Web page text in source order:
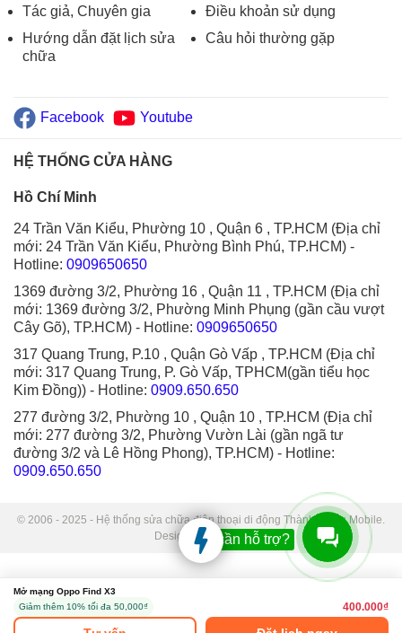
Tác giả, Chuyên gia
Hướng dẫn đặt lịch sửa
chữa
Điều khoản sử dụng
Câu hỏi thường gặp
Facebook Youtube
HỆ THỐNG CỬA HÀNG
Hồ Chí Minh
24 Trần Văn Kiểu, Phường 10 , Quận 6 , TP.HCM (Địa chỉ
mới: 24 Trần Văn Kiểu, Phường Bình Phú, TP.HCM) -
Hotline: 0909650650
1369 đường 3/2, Phường 16 , Quận 11 , TP.HCM (Địa chỉ
mới: 1369 đường 3/2, Phường Minh Phụng (gần cầu vượt
Cây Gõ), TP.HCM) - Hotline: 0909650650
317 Quang Trung, P.10 , Quận Gò Vấp , TP.HCM (Địa chỉ
mới: 317 Quang Trung, P. Gò Vấp, TPHCM(gần tiểu học
Kim Đồng)) - Hotline: 0909.650.650
277 đường 3/2, Phường 10 , Quận 10 , TP.HCM (Địa chỉ
mới: 277 đường 3/2, Phường Vườn Lài (gần ngã tư
đường 3/2 và Lê Hồng Phong), TP.HCM) - Hotline:
0909.650.650
© 2006 - 2025 - Hệ thống sửa chữa điện thoại di động Thành Trung Mobile.
Designed by Sudo.
Mở mạng Oppo Find X3
Giảm thêm 10% tối đa 50,000₫
400.000₫
Bạn cần hỗ trợ?